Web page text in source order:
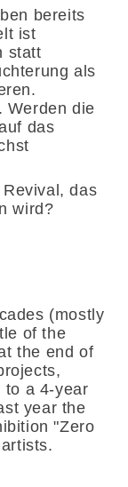
bereits
ist
statt
als
Werden die
das
das
wird?
(mostly
of the
the end of
to a 4-year
year the
"Zero